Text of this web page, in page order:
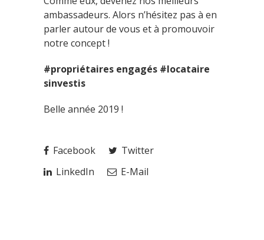
ambassadeurs. Alors n’hésitez pas à en
parler autour de vous et à promouvoir
notre concept !
#propriétaires engagés #locataire
sinvestis
Belle année 2019 !
Facebook
Twitter
LinkedIn
E-Mail